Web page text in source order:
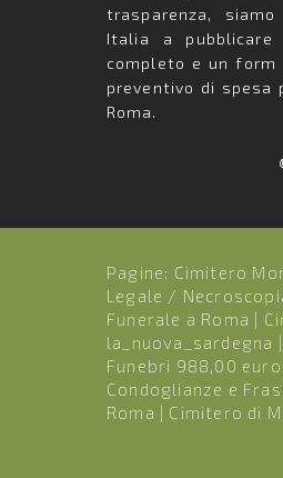
trasparenza,
Italia a
completo e un form
preventivo di spesa
Roma.
Pagine: Cimitero
Legale /
Funerale a Roma |
la_nuova_sardegna |
Funebri 988,00 euro
Condoglianze e Frasi
Roma | Cimitero di